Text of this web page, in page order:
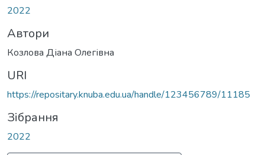
2022
Автори
Козлова Діана Олегівна
URI
https://repositary.knuba.edu.ua/handle/123456789/11185
Зібрання
2022